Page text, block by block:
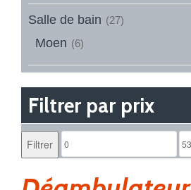
Salle de bain (27)
Moen (6)
Filtrer par prix
Filtrer